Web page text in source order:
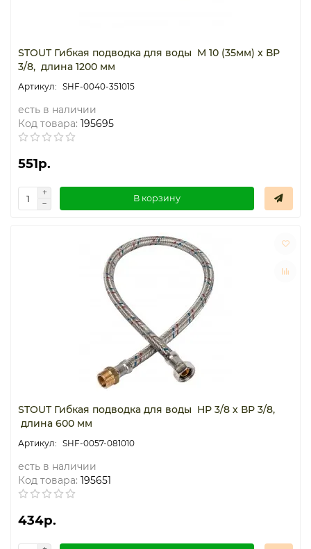
STOUT Гибкая подводка для воды M 10 (35мм) х ВР
3/8, длина 1200 мм
SHF-0040-351015
есть в наличии
Код товара: 195695
551р.
В корзину
STOUT Гибкая подводка для воды НР 3/8 х ВР 3/8,
длина 600 мм
SHF-0057-081010
есть в наличии
Код товара: 195651
434р.